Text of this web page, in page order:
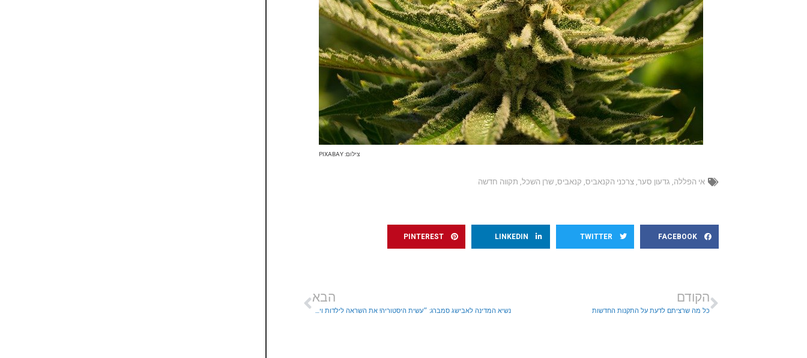
צילום: PIXABAY
אי הפללה, גדעון סער, צרכני הקנאביס, קנאביס, שרן השכל, תקווה חדשה
FACEBOOK
TWITTER
LINKEDIN
PINTEREST
הקודם
כל מה שרציתם לדעת על התקנות החדשות
הבא
נשיא המדינה לאבישג סמברג: ״עשית היסטוריה! את השראה לילדות וילדים רבים בישראל״